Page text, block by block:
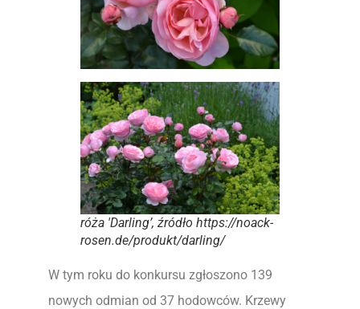
róża 'Darling’, źródło https://noack-
rosen.de/produkt/darling/
W tym roku do konkursu zgłoszono 139
nowych odmian od 37 hodowców. Krzewy